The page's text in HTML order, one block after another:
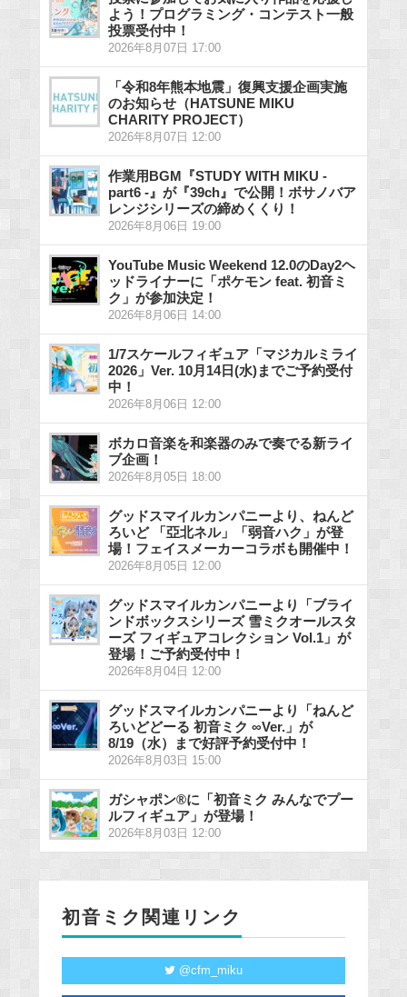
よう！プログラミング・コンテスト一般
投票受付中！
2026年8月07日 17:00
「令和8年熊本地震」復興支援企画実施
のお知らせ（HATSUNE MIKU
CHARITY PROJECT）
2026年8月07日 12:00
作業用BGM『STUDY WITH MIKU -
part6 -』が『39ch』で公開！ボサノバア
レンジシリーズの締めくくり！
2026年8月06日 19:00
YouTube Music Weekend 12.0のDay2ヘ
ッドライナーに「ポケモン feat. 初音ミ
ク」が参加決定！
2026年8月06日 14:00
1/7スケールフィギュア「マジカルミライ
2026」Ver. 10月14日(水)までご予約受付
中！
2026年8月06日 12:00
ボカロ音楽を和楽器のみで奏でる新ライ
ブ企画！
2026年8月05日 18:00
グッドスマイルカンパニーより、ねんど
ろいど 「亞北ネル」「弱音ハク」が登
場！フェイスメーカーコラボも開催中！
2026年8月05日 12:00
グッドスマイルカンパニーより「ブライ
ンドボックスシリーズ 雪ミクオールスタ
ーズ フィギュアコレクション Vol.1」が
登場！ご予約受付中！
2026年8月04日 12:00
グッドスマイルカンパニーより「ねんど
ろいどどーる 初音ミク ∞Ver.」が
8/19（水）まで好評予約受付中！
2026年8月03日 15:00
ガシャポン®に「初音ミク みんなでプー
ルフィギュア」が登場！
2026年8月03日 12:00
初音ミク関連リンク
@cfm_miku